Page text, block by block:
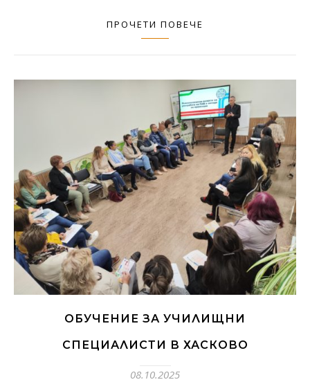
ПРОЧЕТИ ПОВЕЧЕ
ОБУЧЕНИЕ ЗА УЧИЛИЩНИ
СПЕЦИАЛИСТИ В ХАСКОВО
08.10.2025